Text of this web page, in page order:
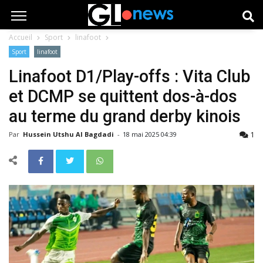
Accueil Sport linafoot
Sport linafoot
Linafoot D1/Play-offs : Vita Club
et DCMP se quittent dos-à-dos
au terme du grand derby kinois
Par Hussein Utshu Al Bagdadi - 18 mai 2025 04:39 1